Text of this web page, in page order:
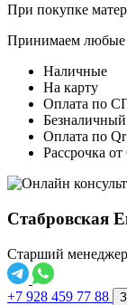
При покупке
Принимаем любые
Наличные
На карту
Оплата по
Безналичный
Оплата по
Рассрочка
Стабровская
Старший
+7 928 459 77 88